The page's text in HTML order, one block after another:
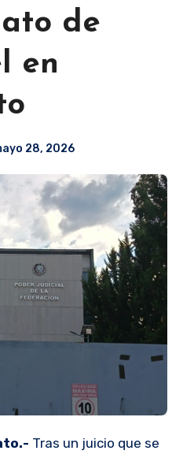
de
en
28, 2026
Tras un juicio que se